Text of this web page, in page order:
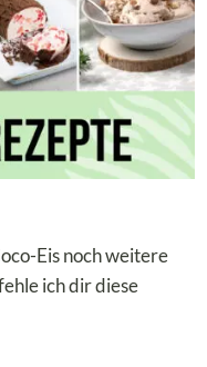
Eis noch weitere
ich dir diese